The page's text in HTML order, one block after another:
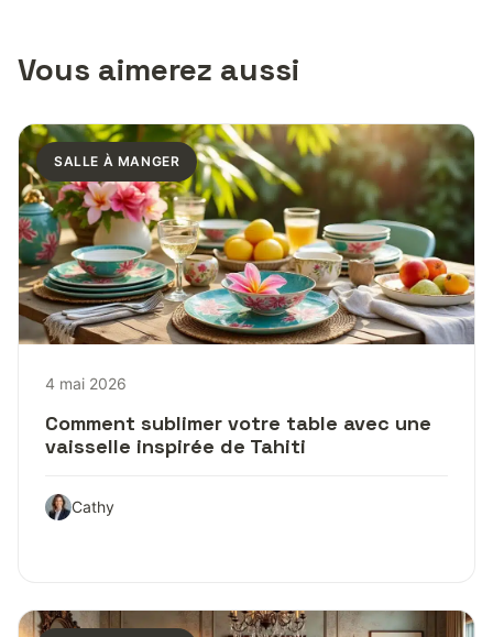
Vous aimerez aussi
SALLE À MANGER
4 mai 2026
Comment sublimer votre table avec une
vaisselle inspirée de Tahiti
Cathy